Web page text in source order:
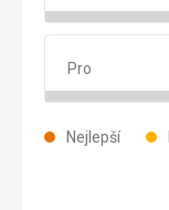
Nejlepší
Prosinec
Pro